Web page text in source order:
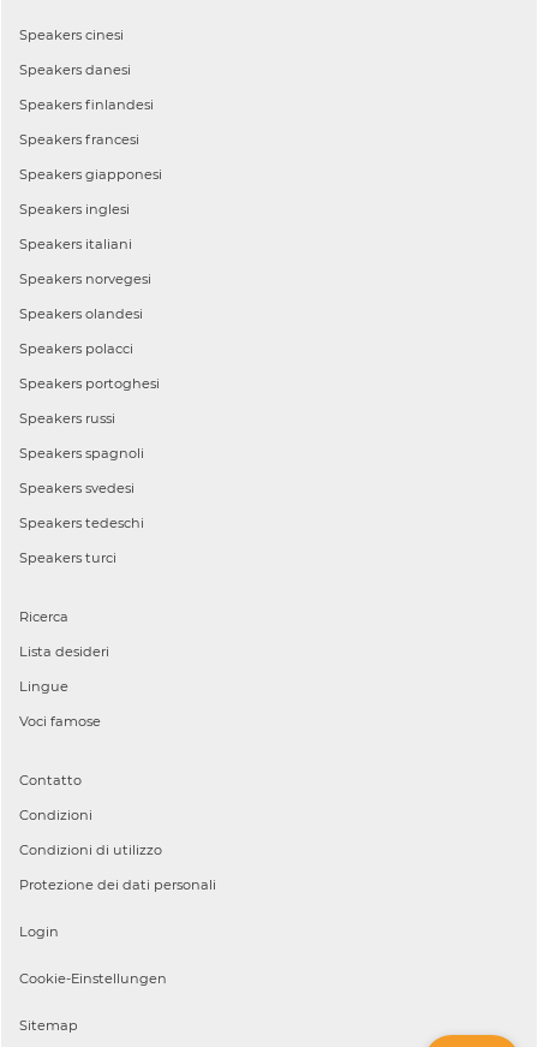
Speakers cinesi
Speakers danesi
Speakers finlandesi
Speakers francesi
Speakers giapponesi
Speakers inglesi
Speakers italiani
Speakers norvegesi
Speakers olandesi
Speakers polacci
Speakers portoghesi
Speakers russi
Speakers spagnoli
Speakers svedesi
Speakers tedeschi
Speakers turci
Ricerca
Lista desideri
Lingue
Voci famose
Contatto
Condizioni
Condizioni di utilizzo
Protezione dei dati personali
Login
Cookie-Einstellungen
Sitemap